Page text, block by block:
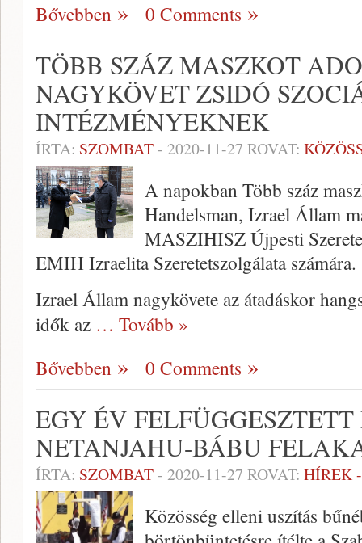
Bővebben 0 Comments
TÖBB SZÁZ MASZKOT
NAGYKÖVET ZSIDÓ
INTÉZMÉNYEKNEK
ÍRTA: SZOMBAT- 2020-11-27 ROVAT:
A napokban Több száz
Handelsman, Izrael Állam
MASZIHISZ Újpesti
EMIH Izraelita Szeretetszolgálata számára.
Izrael Állam nagykövete az átadáskor
idők az … Tovább »
Bővebben
0 Comments
EGY ÉV
NETANJAHU-BÁBU
ÍRTA: SZOMBAT- 2020-11-27 ROVAT: HÍREK
Közösség elleni uszítás